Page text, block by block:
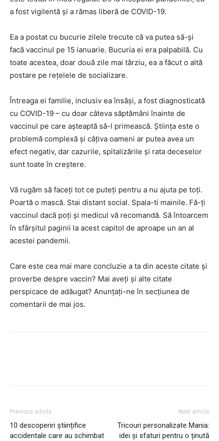
a fost vigilentă și a rămas liberă de COVID-19.
Ea a postat cu bucurie zilele trecute că va putea să-și
facă vaccinul pe 15 ianuarie. Bucuria ei era palpabilă. Cu
toate acestea, doar două zile mai târziu, ea a făcut o altă
postare pe rețelele de socializare.
Întreaga ei familie, inclusiv ea însăși, a fost diagnosticată
cu COVID-19 – cu doar câteva săptămâni înainte de
vaccinul pe care așteaptă să-l primească. Știința este o
problemă complexă și câțiva oameni ar putea avea un
efect negativ, dar cazurile, spitalizările și rata deceselor
sunt toate în creștere.
Vă rugăm să faceți tot ce puteți pentru a nu ajuta pe toți.
Poartă o mască. Stai distant social. Spala-ti mainile. Fă-ți
vaccinul dacă poți și medicul vă recomandă. Să întoarcem
în sfârșitul paginii la acest capitol de aproape un an al
acestei pandemii.
Care este cea mai mare concluzie a ta din aceste citate și
proverbe despre vaccin? Mai aveți și alte citate
perspicace de adăugat? Anunțați-ne în secțiunea de
comentarii de mai jos.
Previous article
10 descoperiri științifice
accidentale care au schimbat
Next article
Tricouri personalizate Mania:
idei și sfaturi pentru o ținută